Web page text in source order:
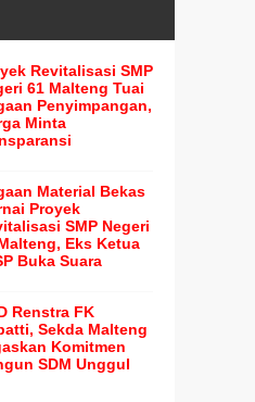
Revitalisasi SMP
61 Malteng Tuai
Penyimpangan,
Minta
Material Bekas
Proyek
SMP Negeri
Eks Ketua
Buka Suara
Renstra FK
Sekda Malteng
Komitmen
SDM Unggul